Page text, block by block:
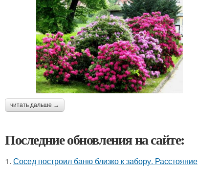
читать дальше →
Последние обновления на сайте:
1. Сосед построил баню близко к забору. Расстояние